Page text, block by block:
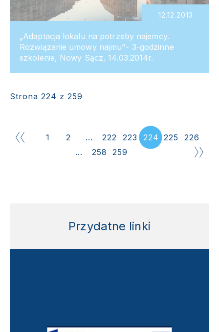
12.12.2013
„Adaptacja lokalu na potrzeby najemcy.
Rozwiązanie umowy najmu"- 3-godzinne
szkolenie, Nowy Sącz, 14.03.2014r.
Strona 224 z 259
1 2 ... 222 223 224 225
226
...
258 259
Przydatne linki